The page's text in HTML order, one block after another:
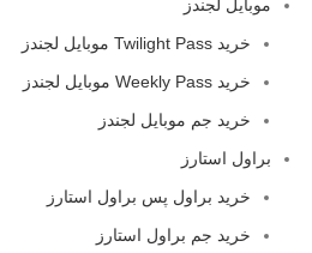
موبایل لجندز
خرید Twilight Pass موبایل لجندز
خرید Weekly Pass موبایل لجندز
خرید جم موبایل لجندز
براول استارز
خرید براول پس براول استارز
خرید جم براول استارز